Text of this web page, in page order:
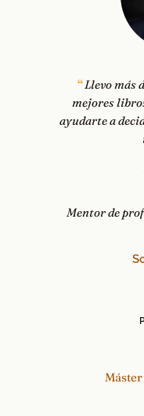
Llevo más
mejores
ayudarte a
Mentor de